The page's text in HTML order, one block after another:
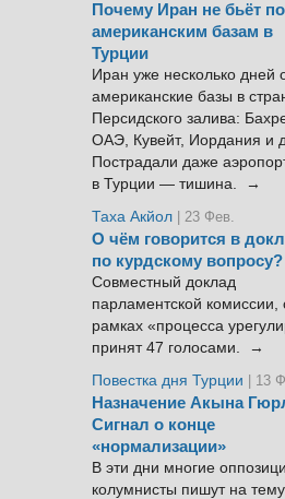
Почему Иран не бьёт по
американским базам в
Турции
Иран уже несколько дней
американские базы в
Персидского залива:
ОАЭ, Кувейт, Иордания и
Пострадали даже
в Турции — тишина. →
Таха Акйол | 23 Фев.
О чём говорится в
по курдскому вопросу?
Совместный доклад
парламентской комиссии,
рамках «процесса
принят 47 голосами. →
Повестка дня Турции
| 13
Назначение Акына
Сигнал о конце
«нормализации»
В эти дни многие
колумнисты пишут на